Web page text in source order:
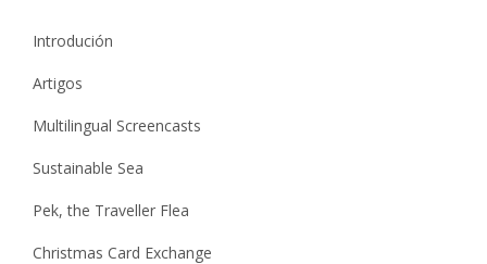
Introdución
Artigos
Multilingual Screencasts
Sustainable Sea
Pek, the Traveller Flea
Christmas Card Exchange